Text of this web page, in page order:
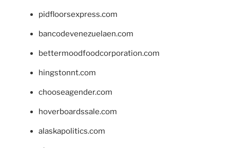
pidfloorsexpress.com
bancodevenezuelaen.com
bettermoodfoodcorporation.com
hingstonnt.com
chooseagender.com
hoverboardssale.com
alaskapolitics.com